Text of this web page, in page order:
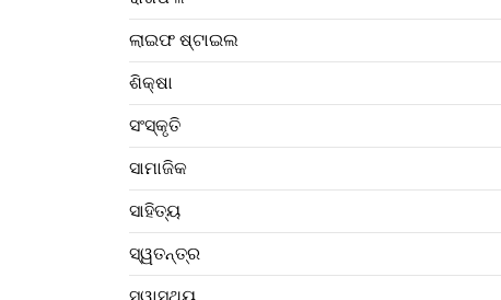
ଲାଇଫ ଷ୍ଟାଇଲ
ଶିକ୍ଷା
ସଂସ୍କୃତି
ସାମାଜିକ
ସାହିତ୍ୟ
ସ୍ୱତନ୍ତ୍ର
ସ୍ୱାସ୍ଥ୍ୟ